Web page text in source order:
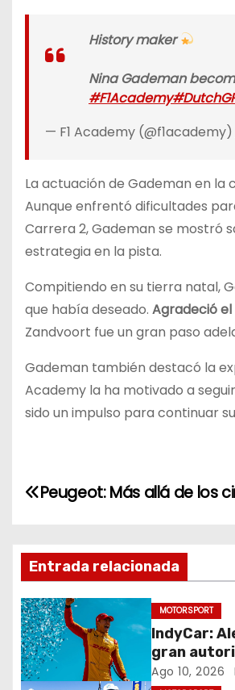
History maker
Nina Gademan
#F1Academy
— F1 Academy (@f1academy)
La actuación de Gademan en la
Aunque enfrentó dificultades
Carrera 2, Gademan se mostró
estrategia en la pista.
Compitiendo en su tierra natal,
que había deseado. Agradeció
Zandvoort fue un gran paso
Gademan también destacó la
Academy la ha motivado a
sido un impulso para continuar
N
v
e
g
a
Peugeot: Más allá de los
Entrada relacionada
MOTORSPORT
IndyCar:
gran
Ago 10, 2026